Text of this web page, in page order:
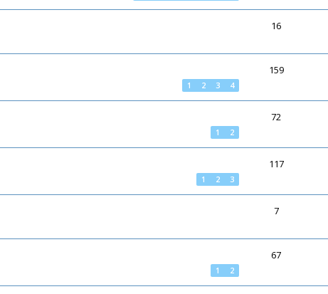
16
1 2 3 4
159
1 2
72
1 2 3
117
7
1 2
67